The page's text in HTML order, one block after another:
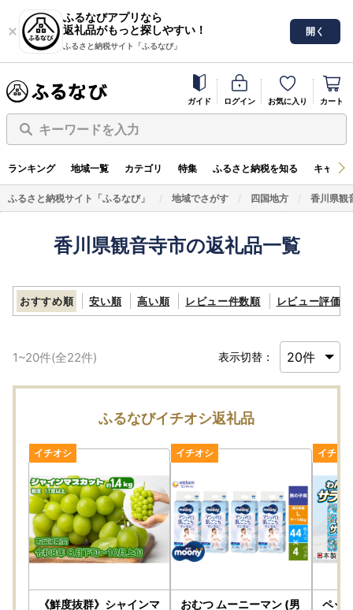
ふるなびアプリなら
返礼品がもっと探しやすい！
ふるさと納税サイト「ふるなび」
開く
ガイド ログイン お気に入り カート
キーワードを入力
ランキング 地域一覧 カテゴリ 特集 ふるさと納税を知る キャン
ふるさと納税サイト「ふるなび」 地域でさがす 四国地方 香川県観
香川県観音寺市の返礼品一覧
おすすめ順 安い順 高い順 レビュー件数順 レビュー評価順
1~20件(全22件) 表示切替：
ふるなびイチオシ返礼品
《鮮度抜群》シャインマ
おむつ ムーニーマン (男
ペッ